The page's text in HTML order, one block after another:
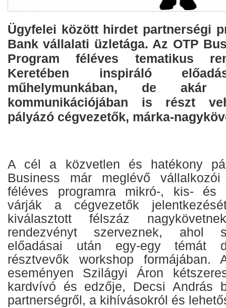
Ügyfelei között hirdet partnerségi
Bank vállalati üzletága. Az OTP
Program féléves tematikus
Keretében inspiráló
műhelymunkában, de
kommunikációjában is részt
pályázó cégvezetők, márka-
A cél a közvetlen és hatékony
Business már meglévő
féléves programra mikró-, kis- és
várják a cégvezetők
kiválasztott félszáz
rendezvényt szerveznek, ahol
előadásai után egy-egy témát
résztvevők workshop formájában.
eseményen Szilágyi Áron
kardvívó és edzője, Decsi András
partnerségről, a kihívásokról és